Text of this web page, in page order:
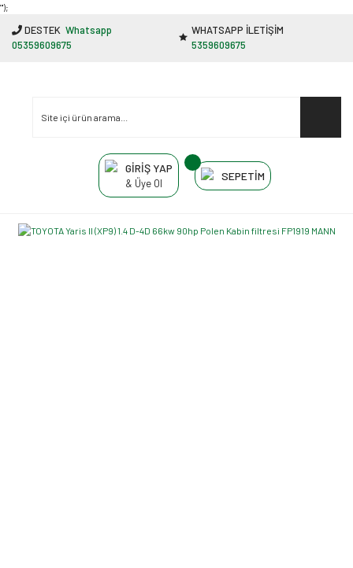
"');
DESTEK Whatsapp
05359609675
WHATSAPP İLETİŞİM
5359609675
GİRİŞ YAP
& Üye Ol
SEPETİM